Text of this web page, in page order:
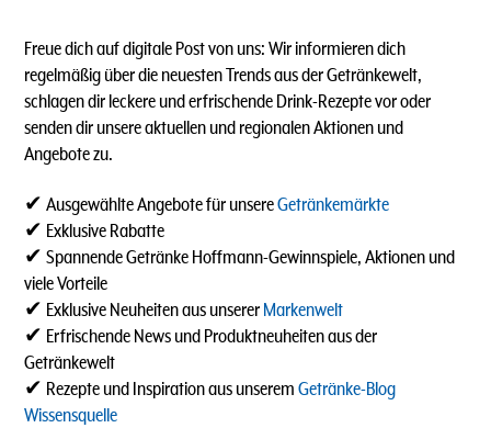
Freue dich auf digitale Post von uns: Wir informieren dich
regelmäßig über die neuesten Trends aus der Getränkewelt,
schlagen dir leckere und erfrischende Drink-Rezepte vor oder
senden dir unsere aktuellen und regionalen Aktionen und
Angebote zu.
✔ Ausgewählte Angebote für unsereGetränkemärkte
✔ Exklusive Rabatte
✔ Spannende Getränke Hoffmann-Gewinnspiele, Aktionen und
viele Vorteile
✔ Exklusive Neuheiten aus unserer Markenwelt
✔ Erfrischende News und Produktneuheiten aus der
Getränkewelt
✔ Rezepte und Inspiration aus unserem Getränke-Blog
Wissensquelle